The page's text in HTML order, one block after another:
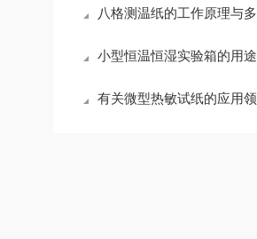
八格测温纸的工作原理与多点温度监测优势解析
小型恒温恒湿实验箱的用途及特点
有关微型热敏试纸的应用领域，你知道多少？